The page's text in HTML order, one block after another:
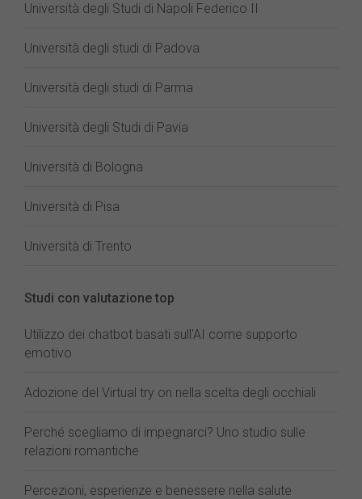
Università degli Studi di Napoli Federico II
Università degli studi di Padova
Università degli studi di Parma
Università degli Studi di Pavia
Università di Bologna
Università di Pisa
Università di Trento
Studi con valutazione top
Utilizzo dei chatbot basati sull'AI come supporto
emotivo
Adozione del Virtual try on nella scelta degli occhiali
Perché scegliamo di impegnarci? Uno studio sulle
relazioni romantiche
Percezioni, esperienze e benessere nella salute